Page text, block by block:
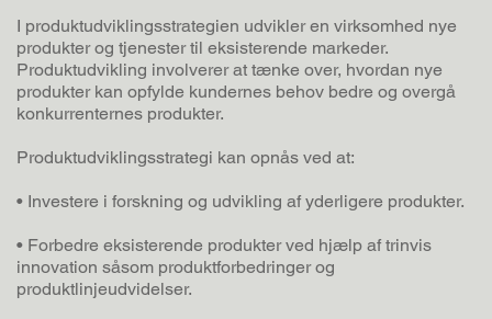
I produktudviklingsstrategien udvikler en virksomhed nye
produkter og tjenester til eksisterende markeder.
Produktudvikling involverer at tænke over, hvordan nye
produkter kan opfylde kundernes behov bedre og overgå
konkurrenternes produkter.
Produktudviklingsstrategi kan opnås ved at:
• Investere i forskning og udvikling af yderligere produkter.
• Forbedre eksisterende produkter ved hjælp af trinvis
innovation såsom produktforbedringer og
produktlinjeudvidelser.